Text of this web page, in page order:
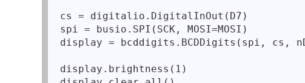
cs = digitalio.DigitalInOut(D7)
spi = busio.SPI(SCK, MOSI=MOSI)
display = bcddigits.BCDDigits(spi, cs,
display.brightness(1)